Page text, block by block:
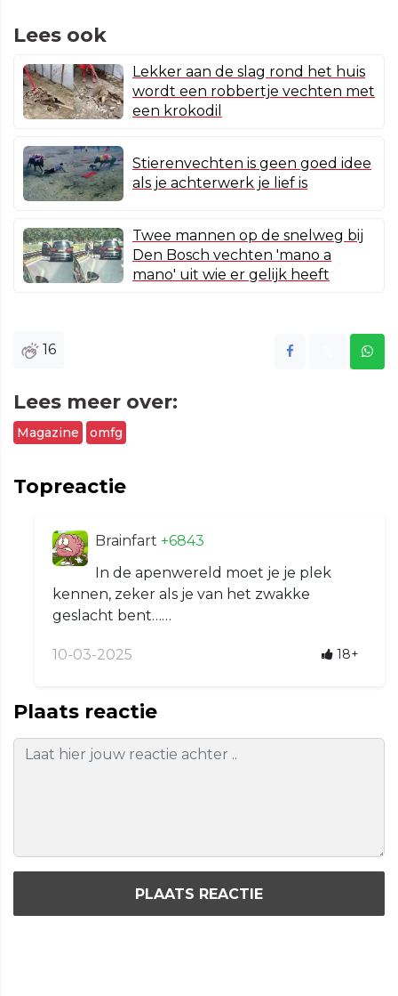
Lees ook
Lekker aan de slag rond het huis
wordt een robbertje vechten met
een krokodil
Stierenvechten is geen goed idee
als je achterwerk je lief is
Twee mannen op de snelweg bij
Den Bosch vechten 'mano a
mano' uit wie er gelijk heeft
16
Lees meer over:
Magazine omfg
Topreactie
Brainfart +6843
In de apenwereld moet je je plek
kennen, zeker als je van het zwakke
geslacht bent……
10-03-2025 18+
Plaats reactie
PLAATS REACTIE